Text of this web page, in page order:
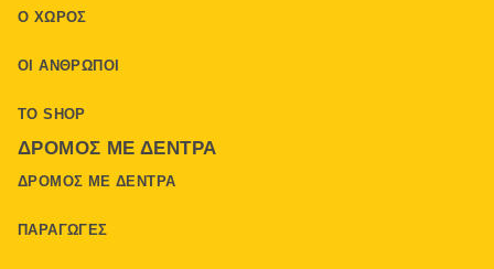
Ο ΧΏΡΟΣ
ΟΙ ΆΝΘΡΩΠΟΙ
ΤΟ SHOP
ΔΡΌΜΟΣ ΜΕ ΔΈΝΤΡΑ
ΔΡΌΜΟΣ ΜΕ ΔΈΝΤΡΑ
ΠΑΡΑΓΩΓΈΣ